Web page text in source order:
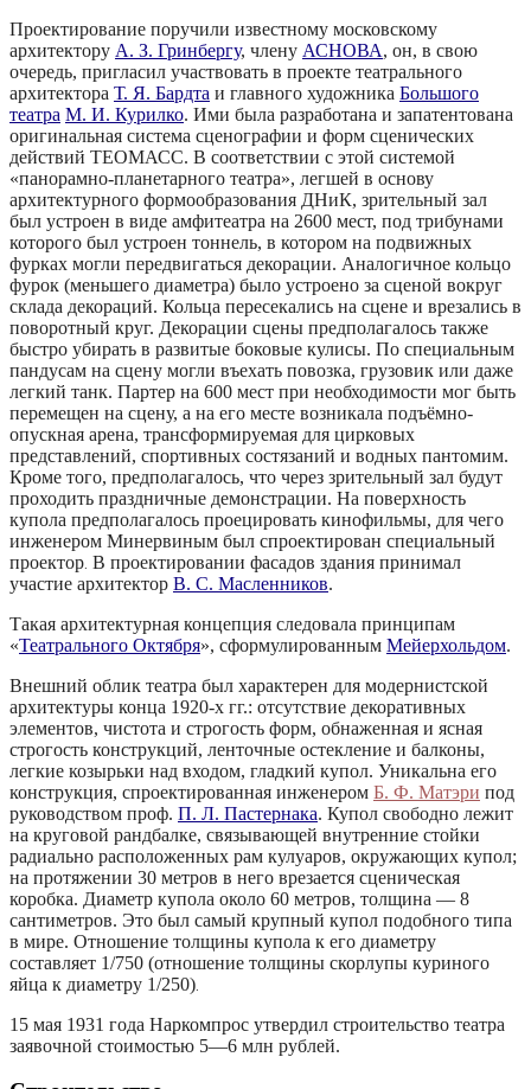
Проектирование поручили известному московскому
архитектору А. З. Гринбергу, члену АСНОВА, он, в свою
очередь, пригласил участвовать в проекте театрального
архитектора Т. Я. Бардта и главного художника Большого
театра М. И. Курилко. Ими была разработана и запатентована
оригинальная система сценографии и форм сценических
действий ТЕОМАСС. В соответствии с этой системой
«панорамно-планетарного театра», легшей в основу
архитектурного формообразования ДНиК, зрительный зал
был устроен в виде амфитеатра на 2600 мест, под трибунами
которого был устроен тоннель, в котором на подвижных
фурках могли передвигаться декорации. Аналогичное кольцо
фурок (меньшего диаметра) было устроено за сценой вокруг
склада декораций. Кольца пересекались на сцене и врезались в
поворотный круг. Декорации сцены предполагалось также
быстро убирать в развитые боковые кулисы. По специальным
пандусам на сцену могли въехать повозка, грузовик или даже
легкий танк. Партер на 600 мест при необходимости мог быть
перемещен на сцену, а на его месте возникала подъёмно-
опускная арена, трансформируемая для цирковых
представлений, спортивных состязаний и водных пантомим.
Кроме того, предполагалось, что через зрительный зал будут
проходить праздничные демонстрации. На поверхность
купола предполагалось проецировать кинофильмы, для чего
инженером Минервиным был спроектирован специальный
проектор В проектировании фасадов здания принимал
участие архитектор В. С. Масленников.
Такая архитектурная концепция следовала принципам
«Театрального Октября», сформулированным Мейерхольдом.
Внешний облик театра был характерен для модернистской
архитектуры конца 1920‑х гг.: отсутствие декоративных
элементов, чистота и строгость форм, обнаженная и ясная
строгость конструкций, ленточные остекление и балконы,
легкие козырьки над входом, гладкий купол. Уникальна его
конструкция, спроектированная инженером Б. Ф. Матэри под
руководством проф. П. Л. Пастернака. Купол свободно лежит
на круговой рандбалке, связывающей внутренние стойки
радиально расположенных рам кулуаров, окружающих купол;
на протяжении 30 метров в него врезается сценическая
коробка. Диаметр купола около 60 метров, толщина — 8
сантиметров. Это был самый крупный купол подобного типа
в мире. Отношение толщины купола к его диаметру
составляет 1/750 (отношение толщины скорлупы куриного
яйца к диаметру 1/250)
15 мая 1931 года Наркомпрос утвердил строительство театра
заявочной стоимостью 5—6 млн рублей.